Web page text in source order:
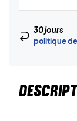
30 jours
politique